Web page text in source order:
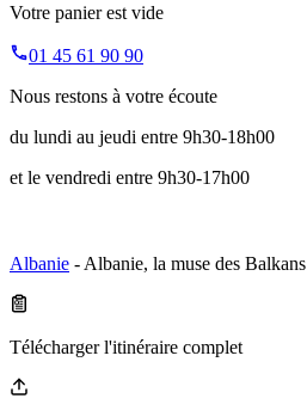
Votre panier est vide
01 45 61 90 90
Nous restons à votre écoute
du lundi au jeudi entre 9h30-18h00
et le vendredi entre 9h30-17h00
Albanie - Albanie, la muse des Balkans
Télécharger l'itinéraire complet